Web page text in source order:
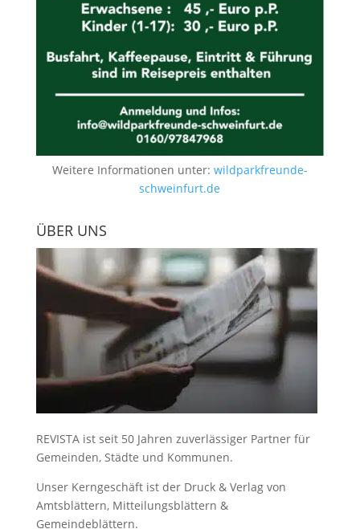
Weitere Informationen unter: wildparkfreunde-
schweinfurt.de
ÜBER UNS
REVISTA ist seit 50 Jahren zuverlässiger Partner für
Gemeinden, Städte und Kommunen.
Unser Kerngeschäft ist der Druck & Verlag von
Amtsblättern, Mitteilungsblättern &
Gemeindeblättern.